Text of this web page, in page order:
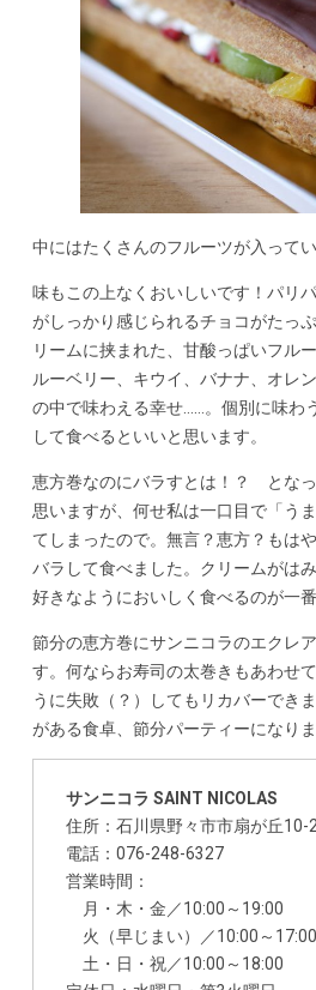
中にはたくさんのフルーツが入って
味もこの上なくおいしいです！パリ
がしっかり感じられるチョコがたっ
リームに挟まれた、甘酸っぱいフ
ルーベリー、キウイ、バナナ、オレ
の中で味わえる幸せ……。個別に味わ
して食べるといいと思います。
恵方巻なのにバラすとは！？ とな
思いますが、何せ私は一口目で「う
てしまったので。無言？恵方？もは
バラして食べました。クリームがは
好きなようにおいしく食べるのが一番
節分の恵方巻にサンニコラのエクレ
す。何ならお寿司の太巻きもあわせ
うに失敗（？）してもリカバーでき
がある食卓、節分パーティーになりま
サンニコラ SAINT NICOLAS
住所：石川県野々市市扇が丘10-
電話：076-248-6327
営業時間：
月・木・金／10:00～19:00
火（早じまい）／10:00～17:00
土・日・祝／10:00～18:00